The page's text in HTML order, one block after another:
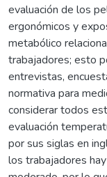
evaluación de los
ergonómicos y
metabólico
trabajadores; esto
entrevistas,
normativa para
considerar todos
evaluación
por sus siglas en
los trabajadores